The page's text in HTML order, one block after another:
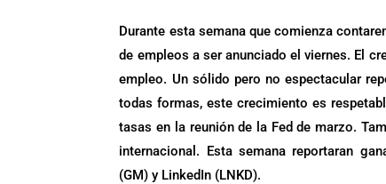
Durante esta semana que comienza
de empleos a ser anunciado el viernes. El
empleo. Un sólido pero no espectacular
todas formas, este crecimiento es
tasas en la reunión de la Fed de marzo.
internacional. Esta semana reportaran
(GM) y LinkedIn (LNKD).